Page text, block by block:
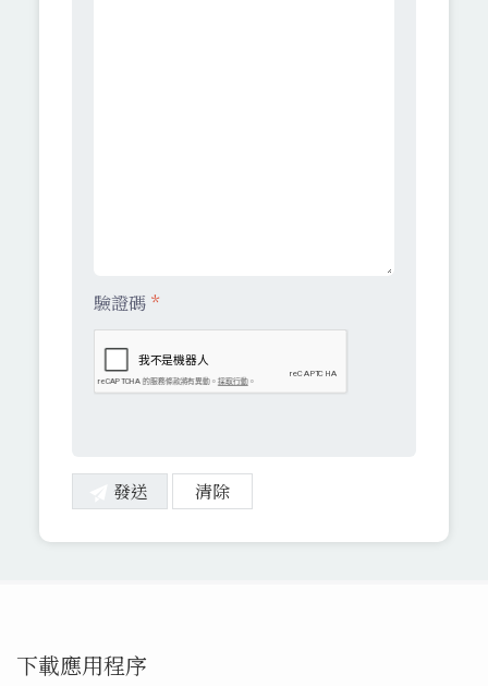
驗證碼 *
下載應用程序